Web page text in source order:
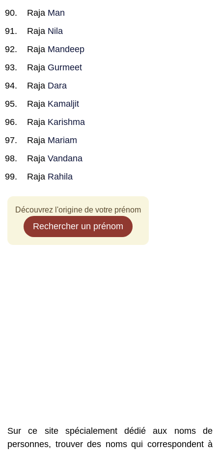
Raja Man
Raja Nila
Raja Mandeep
Raja Gurmeet
Raja Dara
Raja Kamaljit
Raja Karishma
Raja Mariam
Raja Vandana
Raja Rahila
Découvrez l'origine de votre prénom
Rechercher un prénom
Sur ce site spécialement dédié aux noms de
personnes, trouver des noms qui correspondent à